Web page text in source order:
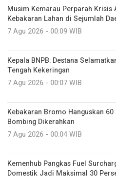
Musim Kemarau Perparah Krisis
Kebakaran Lahan di Sejumlah
7 Agu 2026 - 00:09 WIB
Kepala BNPB: Destana
Tengah Kekeringan
7 Agu 2026 - 00:07 WIB
Kebakaran Bromo Hanguskan 60
Bombing Dikerahkan
7 Agu 2026 - 00:04 WIB
Kemenhub Pangkas Fuel
Domestik Jadi Maksimal 30